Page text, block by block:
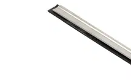
Innovations